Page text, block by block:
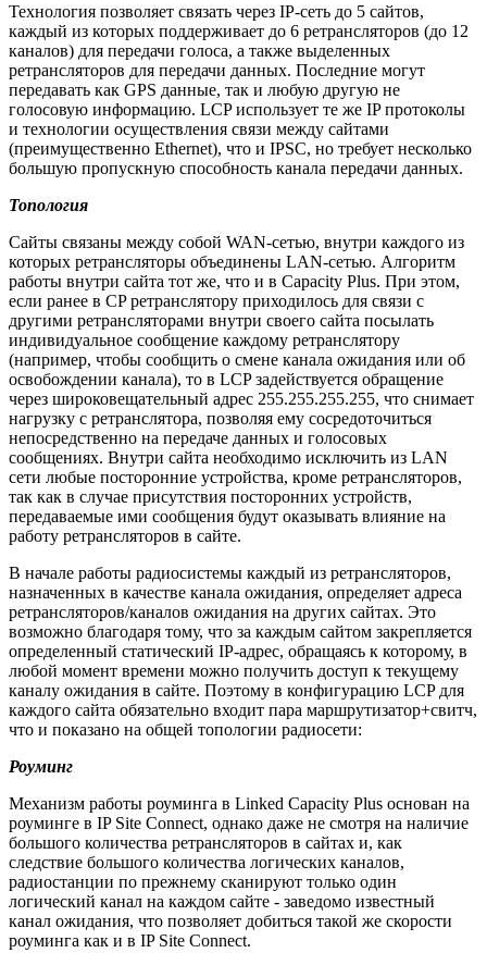
Технология позволяет связать через IP-сеть до 5 сайтов,
каждый из которых поддерживает до 6 ретрансляторов (до 12
каналов) для передачи голоса, а также выделенных
ретрансляторов для передачи данных. Последние могут
передавать как GPS данные, так и любую другую не
голосовую информацию. LCP использует те же IP протоколы
и технологии осуществления связи между сайтами
(преимущественно Ethernet), что и IPSC, но требует несколько
большую пропускную способность канала передачи данных.
Топология
Сайты связаны между собой WAN-сетью, внутри каждого из
которых ретрансляторы объединены LAN-сетью. Алгоритм
работы внутри сайта тот же, что и в Capacity Plus. При этом,
если ранее в CP ретранслятору приходилось для связи с
другими ретрансляторами внутри своего сайта посылать
индивидуальное сообщение каждому ретранслятору
(например, чтобы сообщить о смене канала ожидания или об
освобождении канала), то в LCP задействуется обращение
через широковещательный адрес 255.255.255.255, что снимает
нагрузку с ретранслятора, позволяя ему сосредоточиться
непосредственно на передаче данных и голосовых
сообщениях. Внутри сайта необходимо исключить из LAN
сети любые посторонние устройства, кроме ретрансляторов,
так как в случае присутствия посторонних устройств,
передаваемые ими сообщения будут оказывать влияние на
работу ретрансляторов в сайте.
В начале работы радиосистемы каждый из ретрансляторов,
назначенных в качестве канала ожидания, определяет адреса
ретрансляторов/каналов ожидания на других сайтах. Это
возможно благодаря тому, что за каждым сайтом закрепляется
определенный статический IP-адрес, обращаясь к которому, в
любой момент времени можно получить доступ к текущему
каналу ожидания в сайте. Поэтому в конфигурацию LCP для
каждого сайта обязательно входит пара маршрутизатор+свитч,
что и показано на общей топологии радиосети:
Роуминг
Механизм работы роуминга в Linked Capacity Plus основан на
роуминге в IP Site Connect, однако даже не смотря на наличие
большого количества ретрансляторов в сайтах и, как
следствие большого количества логических каналов,
радиостанции по прежнему сканируют только один
логический канал на каждом сайте - заведомо известный
канал ожидания, что позволяет добиться такой же скорости
роуминга как и в IP Site Connect.